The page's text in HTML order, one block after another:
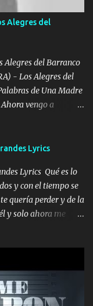
necesidad no porque
y nunca con la
de enamorado
Alegres del
Alegres del Barranco
- Los Alegres del
de Una Madre
vengo a
el destino así lo
recuerdo que yo
llevo lo mismo que
mirarte, mas se
El desespero me
Lyrics
Lyrics Qué es lo
y con el tiempo se
quería perder y de la
y solo ahora me
Porque me
fue triste pa mí Y
ti yo y la luna